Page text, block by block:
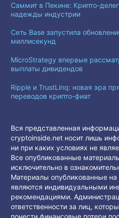
Саммит в Пекине: Крипто-
надежды индустрии
Сеть Base запустила
миллисекунд
MicroStrategy впервые
выплаты дивидендов
Ripple и TrustLinq: новая эра
переводов крипто-фиат
Вся представленная
cryptoinside.net носит лишь
ни при каких условиях не
Все опубликованные
исключительно в
Материалы опубликованные
являются индивидуальными
рекомендациями.
ответственности за лиц,
понести финансовые потери